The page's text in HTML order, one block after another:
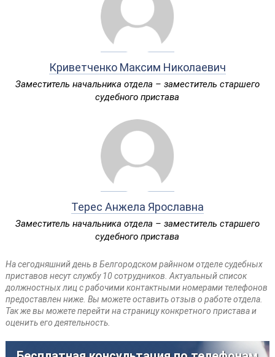
Криветченко Максим Николаевич
Заместитель начальника отдела – заместитель старшего
судебного пристава
Терес Анжела Ярославна
Заместитель начальника отдела – заместитель старшего
судебного пристава
На сегодняшний день в Белгородском райнном отделе судебных
приставов несут службу 10 сотрудников. Актуальный список
должностных лиц с рабочими контактными номерами телефонов
предоставлен ниже. Вы можете оставить отзыв о работе отдела.
Так же вы можете перейти на страницу конкретного пристава и
оценить его деятельность.